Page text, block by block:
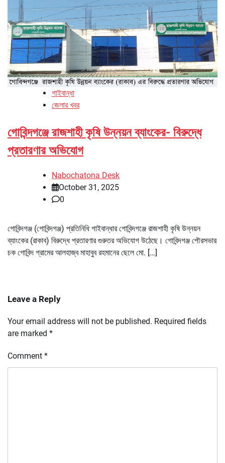
গাইবান্ধা
জেলার খবর
গোবিন্দগঞ্জে রাজশাহী কৃষি উন্নয়ন ব্যাংকের- বিরুদ্ধে
প্রতারণার অভিযোগ
Nabochatona Desk
October 31, 2025
0
গোবিন্দগঞ্জ (গোবিন্দগঞ্জ) প্রতিনিধি গাইবান্ধার গোবিন্দগঞ্জে রাজশাহী কৃষি উন্নয়ন
ব্যাংকের (রাকাব) বিরুদ্ধে প্রতারণার গুরুতর অভিযোগ উঠেছে। গোবিন্দগঞ্জ পৌরসভার
চক গোবিন্দ গ্রামের আলহাজ্ব মাহাবুব রহমানের ছেলে মো. […]
Leave a Reply
Your email address will not be published. Required fields
are marked *
Comment *